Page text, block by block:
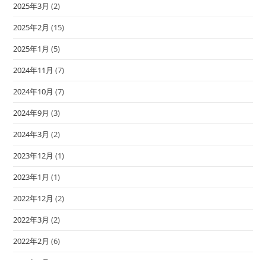
2025年3月 (2)
2025年2月 (15)
2025年1月 (5)
2024年11月 (7)
2024年10月 (7)
2024年9月 (3)
2024年3月 (2)
2023年12月 (1)
2023年1月 (1)
2022年12月 (2)
2022年3月 (2)
2022年2月 (6)